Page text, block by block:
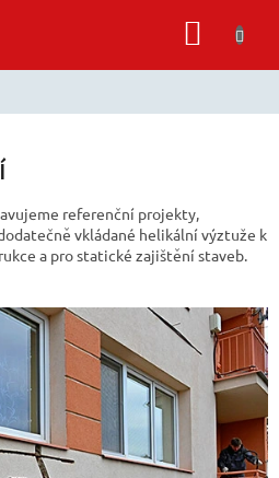
referenční projekty,
vkládané helikální výztuže k
a pro statické zajištění staveb.